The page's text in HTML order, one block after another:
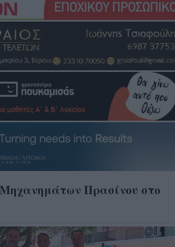
Πρασίνου στο